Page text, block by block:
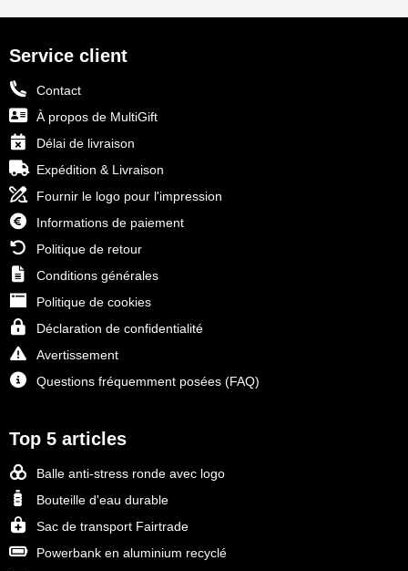
Service client
Contact
À propos de MultiGift
Délai de livraison
Expédition & Livraison
Fournir le logo pour l'impression
Informations de paiement
Politique de retour
Conditions générales
Politique de cookies
Déclaration de confidentialité
Avertissement
Questions fréquemment posées (FAQ)
Top 5 articles
Balle anti-stress ronde avec logo
Bouteille d'eau durable
Sac de transport Fairtrade
Powerbank en aluminium recyclé